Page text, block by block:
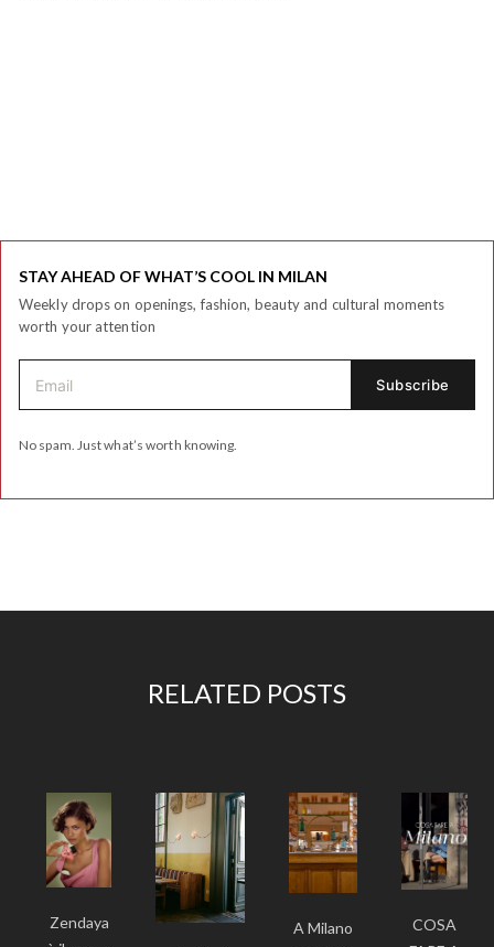
STAY AHEAD OF WHAT’S COOL IN MILAN
Weekly drops on openings, fashion, beauty and cultural moments
worth your attention
No spam. Just what’s worth knowing.
RELATED POSTS
Zendaya
A Milano
COSA